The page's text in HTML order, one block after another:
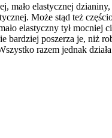
mało elastycznej
Może stąd też
elastyczny tył mocniej
bardziej poszerza je, niż
razem jednak